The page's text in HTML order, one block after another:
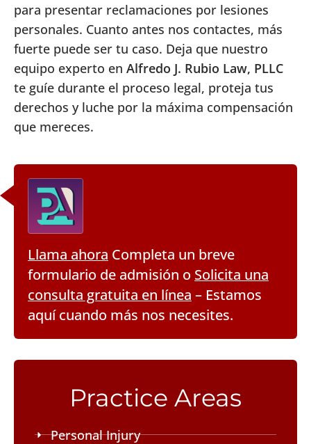
para presentar reclamaciones por lesiones
personales. Cuanto antes nos contactes, más
fuerte puede ser tu caso. Deja que nuestro
equipo experto en Alfredo J. Rubio Law, PLLC
te guíe durante el proceso legal, proteja tus
derechos y luche por la máxima compensación
que mereces.
Llama ahora Completa un breve
formulario de admisión o Solicita una
consulta gratuita en línea – Estamos
aquí cuando más nos necesites.
Practice Areas
Personal Injury